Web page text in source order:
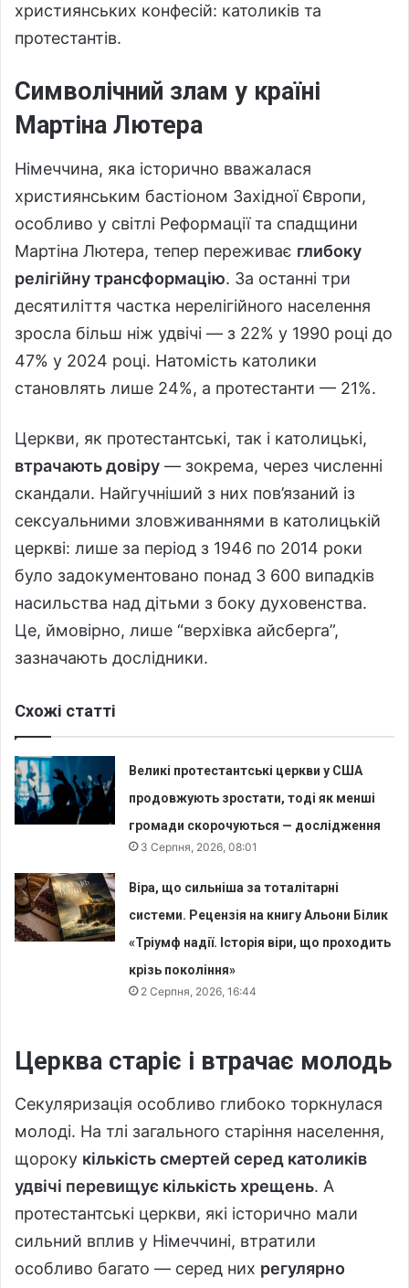
християнських конфесій: католиків та
протестантів.
Символічний злам у країні
Мартіна Лютера
Німеччина, яка історично вважалася
християнським бастіоном Західної Європи,
особливо у світлі Реформації та спадщини
Мартіна Лютера, тепер переживає глибоку
релігійну трансформацію. За останні три
десятиліття частка нерелігійного населення
зросла більш ніж удвічі — з 22% у 1990 році до
47% у 2024 році. Натомість католики
становлять лише 24%, а протестанти — 21%.
Церкви, як протестантські, так і католицькі,
втрачають довіру — зокрема, через численні
скандали. Найгучніший з них пов’язаний із
сексуальними зловживаннями в католицькій
церкві: лише за період з 1946 по 2014 роки
було задокументовано понад 3 600 випадків
насильства над дітьми з боку духовенства.
Це, ймовірно, лише “верхівка айсберга”,
зазначають дослідники.
Схожі статті
Великі протестантські церкви у США
продовжують зростати, тоді як менші
громади скорочуються — дослідження
3 Серпня, 2026, 08:01
Віра, що сильніша за тоталітарні
системи. Рецензія на книгу Альони Білик
«Тріумф надії. Історія віри, що проходить
крізь покоління»
2 Серпня, 2026, 16:44
Церква старіє і втрачає молодь
Секуляризація особливо глибоко торкнулася
молоді. На тлі загального старіння населення,
щороку кількість смертей серед католиків
удвічі перевищує кількість хрещень. А
протестантські церкви, які історично мали
сильний вплив у Німеччині, втратили
особливо багато — серед них регулярно